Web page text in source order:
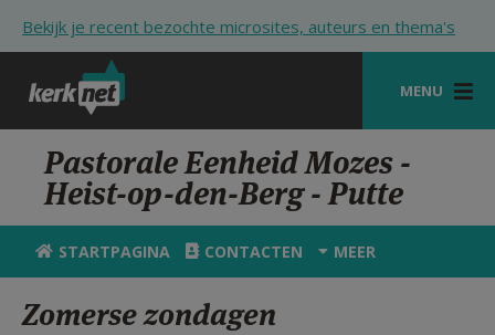
Bekijk je recent bezochte microsites, auteurs en thema's
MENU
STARTPAGINA
KERK
VIERINGEN
Pastorale Eenheid Mozes -
Heist-op-den-Berg - Putte
STARTPAGINA CONTACTEN MEER
Zomerse zondagen